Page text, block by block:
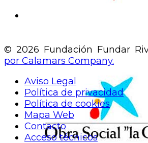
© 2026 Fundación Fundar
por Calamars Company.
Aviso Legal
Política de privacidad
Política de cookies
Mapa Web
Contacto
Acceso técnicos